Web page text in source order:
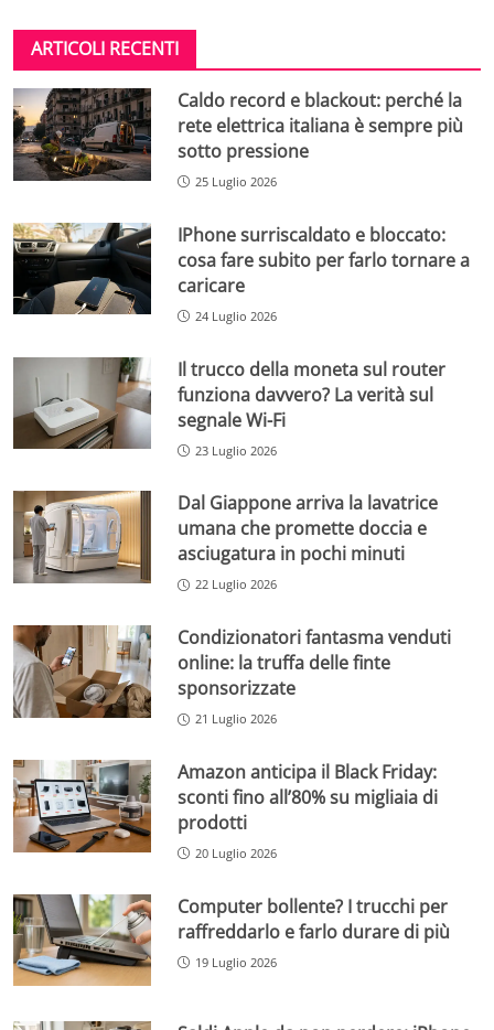
ARTICOLI RECENTI
Caldo record e blackout: perché la
rete elettrica italiana è sempre più
sotto pressione
25 Luglio 2026
IPhone surriscaldato e bloccato:
cosa fare subito per farlo tornare a
caricare
24 Luglio 2026
Il trucco della moneta sul router
funziona davvero? La verità sul
segnale Wi-Fi
23 Luglio 2026
Dal Giappone arriva la lavatrice
umana che promette doccia e
asciugatura in pochi minuti
22 Luglio 2026
Condizionatori fantasma venduti
online: la truffa delle finte
sponsorizzate
21 Luglio 2026
Amazon anticipa il Black Friday:
sconti fino all’80% su migliaia di
prodotti
20 Luglio 2026
Computer bollente? I trucchi per
raffreddarlo e farlo durare di più
19 Luglio 2026